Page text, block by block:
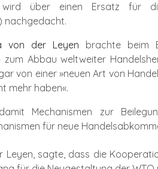
über einen Ersatz für
nachgedacht.
von der Leyen brachte beim
zum Abbau weltweiter
von einer »neuen Art von
mehr haben«.
Mechanismen zur
für neue
Leyen, sagte, dass die